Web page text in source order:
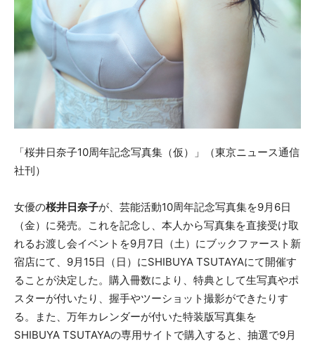
「桜井日奈子10周年記念写真集（仮）」（東京ニュース通信
社刊）
女優の桜井日奈子が、芸能活動10周年記念写真集を9月6日
（金）に発売。これを記念し、本人から写真集を直接受け取
れるお渡し会イベントを9月7日（土）にブックファースト新
宿店にて、9月15日（日）にSHIBUYA TSUTAYAにて開催す
ることが決定した。購入冊数により、特典として生写真やポ
スターが付いたり、握手やツーショット撮影ができたりす
る。また、万年カレンダーが付いた特装版写真集を
SHIBUYA TSUTAYAの専用サイトで購入すると、抽選で9月